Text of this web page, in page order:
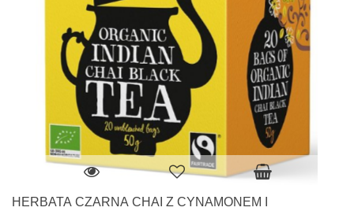
HERBATA CZARNA CHAI Z CYNAMONEM I